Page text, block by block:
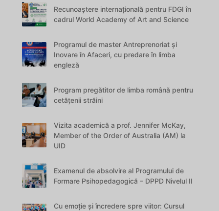
Recunoaștere internațională pentru FDGI în
cadrul World Academy of Art and Science
Programul de master Antreprenoriat și
Inovare în Afaceri, cu predare în limba
engleză
Program pregătitor de limba română pentru
cetățenii străini
Vizita academică a prof. Jennifer McKay,
Member of the Order of Australia (AM) la
UID
Examenul de absolvire al Programului de
Formare Psihopedagogică – DPPD Nivelul II
Cu emoție și încredere spre viitor: Cursul